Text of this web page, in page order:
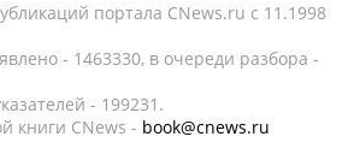
портала CNews.ru c 11.1998
- 1463330, в очереди разбора -
- 199231.
книги CNews - book@cnews.ru